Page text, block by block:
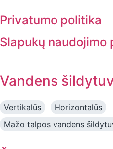
Privatumo politika
Slapukų naudojimo
Vandens
Vertikalūs
Horizontalūs
Mažo talpos vandens